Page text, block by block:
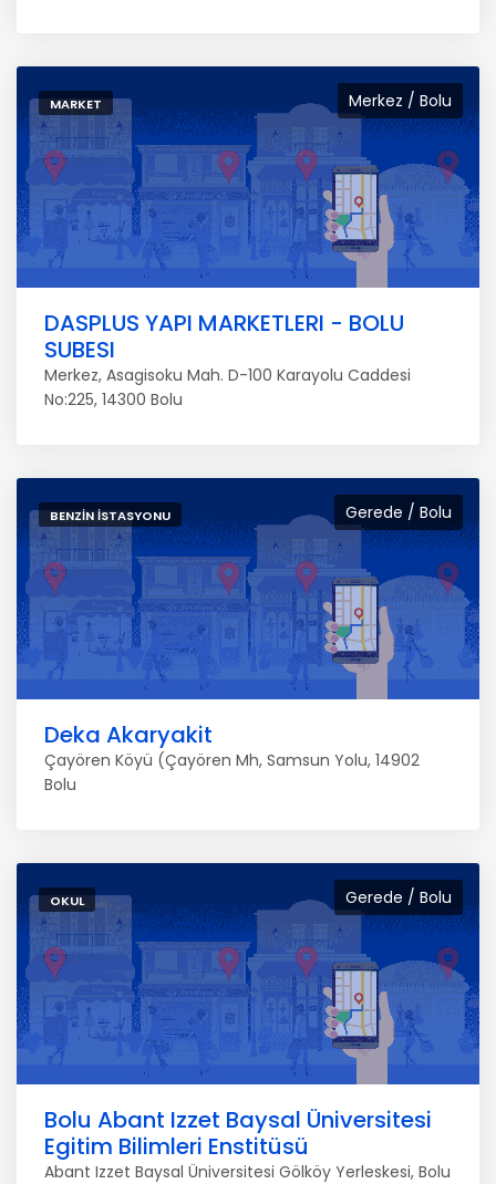
Merkez / Bolu
MARKET
DASPLUS YAPI MARKETLERI - BOLU
SUBESI
Merkez, Asagisoku Mah. D-100 Karayolu Caddesi
No:225, 14300 Bolu
Gerede / Bolu
BENZIN İSTASYONU
Deka Akaryakit
Çayören Köyü (Çayören Mh, Samsun Yolu, 14902
Bolu
Gerede / Bolu
OKUL
Bolu Abant Izzet Baysal Üniversitesi
Egitim Bilimleri Enstitüsü
Abant Izzet Baysal Üniversitesi Gölköy Yerleskesi, Bolu